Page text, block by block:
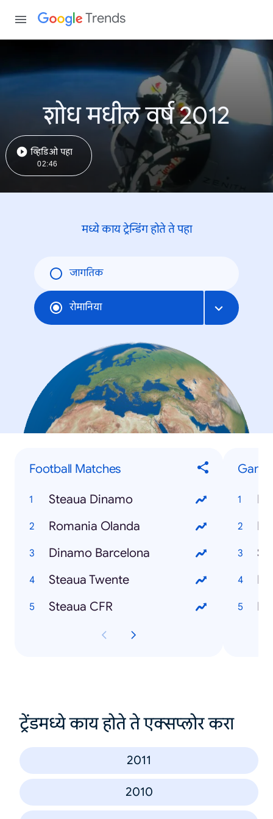
Trends
शोध मधील वर्ष 2012
व्हिडिओ पहा
02:46
मध्ये काय ट्रेन्डिंंग होते ते पहा
जागतिक
रोमानिया
Football Matches
Steaua Dinamo
Romania Olanda
Dinamo Barcelona
Steaua Twente
Steaua CFR
ट्रेंडमध्ये काय होते ते एक्सप्लोर करा
2011
2010